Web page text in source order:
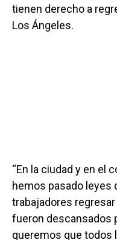
tienen derecho a
Los Ángeles.
“En la ciudad y en el
hemos pasado leyes
trabajadores
fueron descansados
queremos que todos